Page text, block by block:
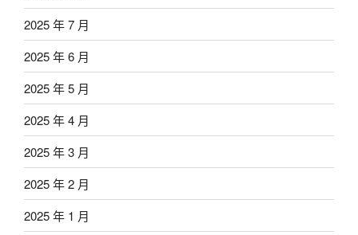
2025 年 7 月
2025 年 6 月
2025 年 5 月
2025 年 4 月
2025 年 3 月
2025 年 2 月
2025 年 1 月